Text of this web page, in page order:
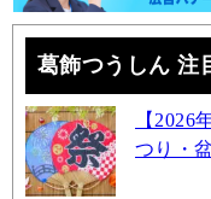
葛飾つうしん 注
【2026
つり・